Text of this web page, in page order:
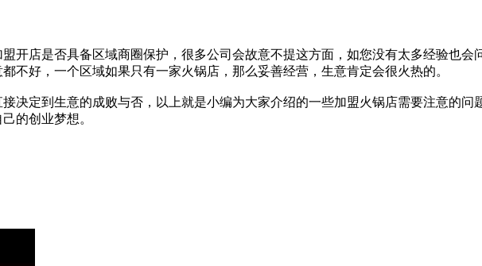
店是否具备区域商圈保护，很多公司会故意不提这方面，如您没有太多经验也会
不好，一个区域如果只有一家火锅店，那么妥善经营，生意肯定会很火热的。
定到生意的成败与否，以上就是小编为大家介绍的一些加盟火锅店需要注意的问
的创业梦想。